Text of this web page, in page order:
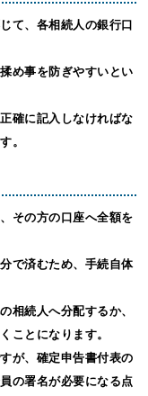
て、各相続人の銀行口
め事を防ぎやすいとい
確に記入しなければな
。
その方の口座へ全額を
で済むため、手続自体
相続人へ分配するか、
ことになります。
が、確定申告書付表の
の署名が必要になる点